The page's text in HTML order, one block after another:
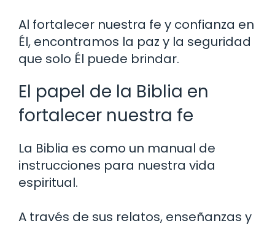
Al fortalecer nuestra fe y confianza en
Él, encontramos la paz y la seguridad
que solo Él puede brindar.
El papel de la Biblia en
fortalecer nuestra fe
La Biblia es como un manual de
instrucciones para nuestra vida
espiritual.
A través de sus relatos, enseñanzas y